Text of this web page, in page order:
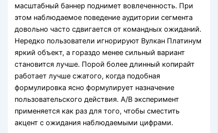
масштабный баннер поднимет вовлеченность. При
этом наблюдаемое поведение аудитории сегмента
довольно часто сдвигается от командных ожиданий.
Нередко пользователи игнорируют Вулкан Платинум
яркий объект, а гораздо менее сильный вариант
становится лучше. Порой более длинный копирайт
работает лучше сжатого, когда подобная
формулировка ясно формулирует назначение
пользовательского действия. A/B эксперимент
применяется как раз для того, чтобы сместить
акцент с ожидания наблюдаемыми цифрами.